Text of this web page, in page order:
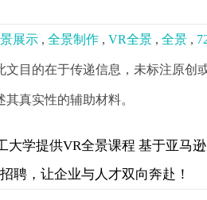
展示 , 全景制作 , VR全景 , 全景 ,
文目的在于传递信息，未标注原创
真实性的辅助材料。
大学提供VR全景课程 基于亚马逊
聘，让企业与人才双向奔赴！